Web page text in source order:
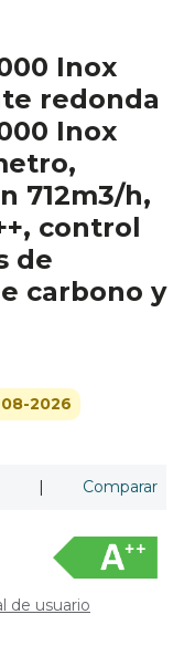
Inox
redonda
Inox
712m3/h,
control
de
carbono y
2026
| Comparar
de usuario